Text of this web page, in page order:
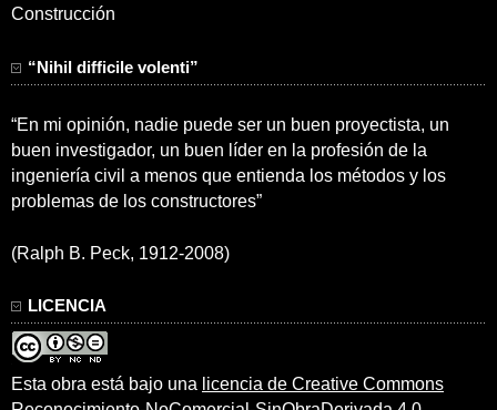
Construcción
“Nihil difficile volenti”
“En mi opinión, nadie puede ser un buen proyectista, un
buen investigador, un buen líder en la profesión de la
ingeniería civil a menos que entienda los métodos y los
problemas de los constructores”
(Ralph B. Peck, 1912-2008)
LICENCIA
Esta obra está bajo una licencia de Creative Commons